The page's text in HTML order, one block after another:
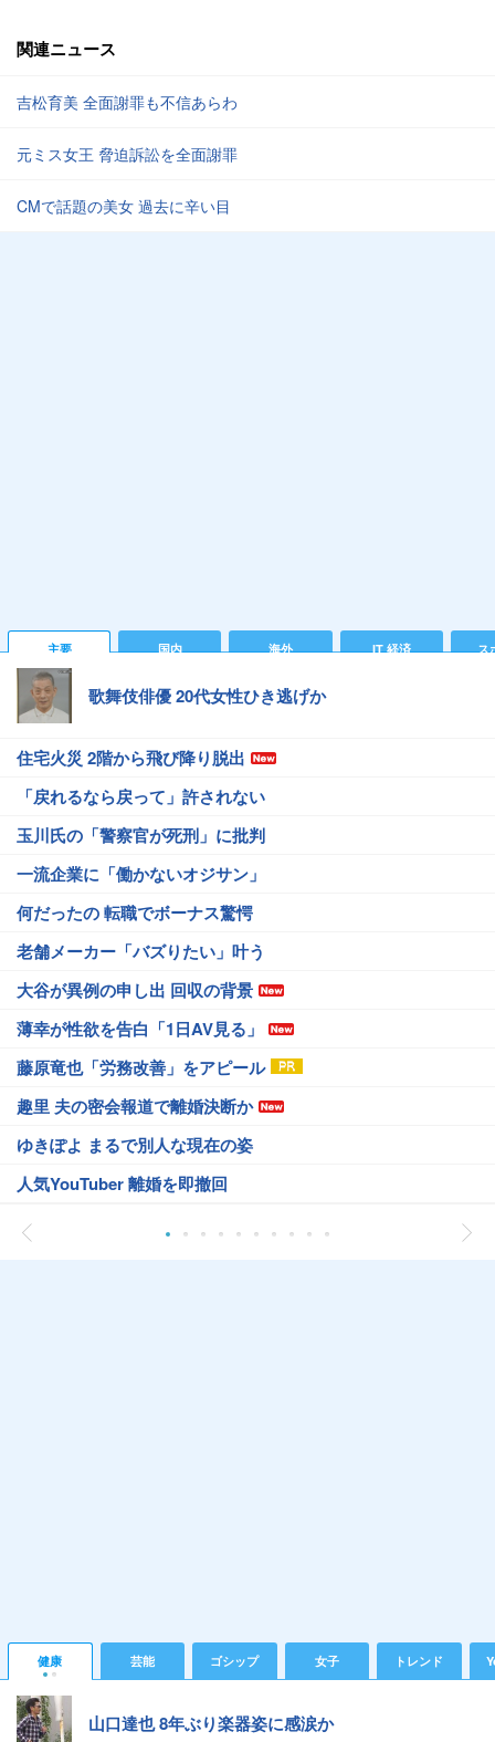
関連ニュース
吉松育美 全面謝罪も不信あらわ
元ミス女王 脅迫訴訟を全面謝罪
CMで話題の美女 過去に辛い目
主要 国内 海外 IT 経済 ス
歌舞伎俳優 20代女性ひき逃げか
住宅火災 2階から飛び降り脱出
「戻れるなら戻って」許されない
玉川氏の「警察官が死刑」に批判
一流企業に「働かないオジサン」
何だったの 転職でボーナス驚愕
老舗メーカー「バズりたい」叶う
大谷が異例の申し出 回収の背景
薄幸が性欲を告白「1日AV見る」
藤原竜也「労務改善」をアピール
趣里 夫の密会報道で離婚決断か
ゆきぽよ まるで別人な現在の姿
人気YouTuber 離婚を即撤回
健康 芸能 ゴシップ 女子 トレンド
山口達也 8年ぶり楽器姿に感涙か